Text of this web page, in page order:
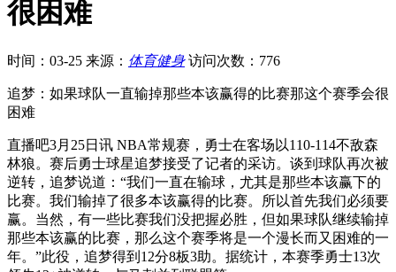
很困难
时间：03-25 来源： 体育健身 访问次数：776
追梦：如果球队一直输掉那些本该赢得的比赛那这个赛季会很
困难
直播吧3月25日讯 NBA常规赛，勇士在客场以110-114不敌森
林狼。赛后勇士球星追梦接受了记者的采访。谈到球队再次被
逆转，追梦说道：“我们一直在输球，尤其是那些本该赢下的
比赛。我们输掉了很多本该赢得的比赛。所以首先我们必须要
赢。当然，有一些比赛我们没把握必胜，但如果球队继续输掉
那些本该赢的比赛，那么这个赛季将是一个漫长而又困难的一
年。”此役，追梦得到12分8板3助。据统计，本赛季勇士13次